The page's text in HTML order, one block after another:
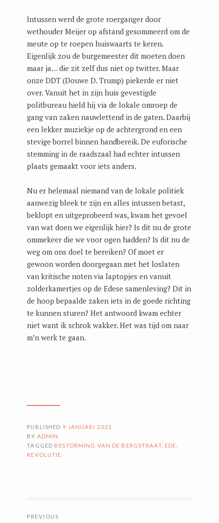
Intussen werd de grote roerganger door
wethouder Meijer op afstand gesommeerd om de
meute op te roepen huiswaarts te keren.
Eigenlijk zou de burgemeester dit moeten doen
maar ja… die zit zelf dus niet op twitter. Maar
onze DDT (Douwe D. Trump) piekerde er niet
over. Vanuit het in zijn huis gevestigde
politbureau hield hij via de lokale omroep de
gang van zaken nauwlettend in de gaten. Daarbij
een lekker muziekje op de achtergrond en een
stevige borrel binnen handbereik. De euforische
stemming in de raadszaal had echter intussen
plaats gemaakt voor iets anders.
Nu er helemaal niemand van de lokale politiek
aanwezig bleek te zijn en alles intussen betast,
beklopt en uitgeprobeerd was, kwam het gevoel
van wat doen we eigenlijk hier? Is dit nu de grote
ommekeer die we voor ogen hadden? Is dit nu de
weg om ons doel te bereiken? Of moet er
gewoon worden doorgegaan met het loslaten
van kritische noten via laptopjes en vanuit
zolderkamertjes op de Edese samenleving? Dit in
de hoop bepaalde zaken iets in de goede richting
te kunnen sturen? Het antwoord kwam echter
niet want ik schrok wakker. Het was tijd om naar
m’n werk te gaan.
PUBLISHED 9 JANUARI 2021
BY ADMIN
TAGGED BESTORMING VAN DE BERGSTRAAT, EDE
REVOLUTIE
PREVIOUS